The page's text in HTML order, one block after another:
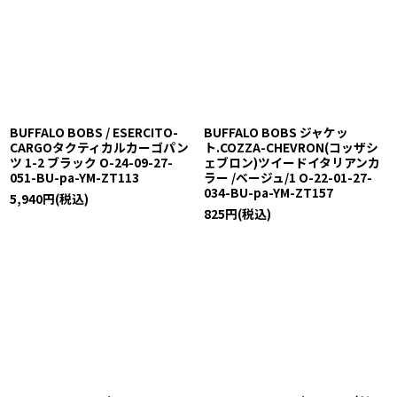
BUFFALO BOBS / ESERCITO-
CARGOタクティカルカーゴパン
ツ 1-2 ブラック O-24-09-27-
051-BU-pa-YM-ZT113
5,940円(税込)
BUFFALO BOBS ジャケッ
ト.COZZA-CHEVRON(コッザシ
ェブロン)ツイードイタリアンカ
ラー /ベージュ/1 O-22-01-27-
034-BU-pa-YM-ZT157
825円(税込)